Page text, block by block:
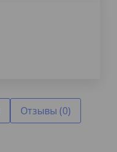
Отзывы (0)